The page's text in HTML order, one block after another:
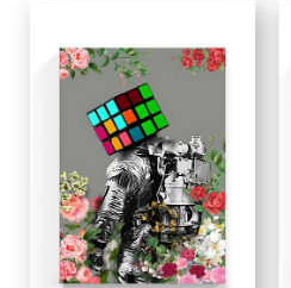
variants.
The
options
may
be
chosen
on
the
product
page